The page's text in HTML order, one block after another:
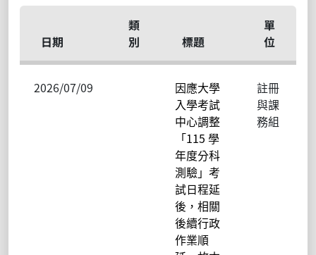
日期
類
別
標題
單
位
2026/07/09
因應大學
入學考試
中心調整
「115 學
年度分科
測驗」考
試日程延
後，相關
後續行政
作業順
註冊
與課
務組